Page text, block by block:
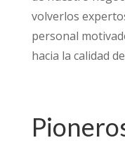
volverlos
personal
hacia la calidad